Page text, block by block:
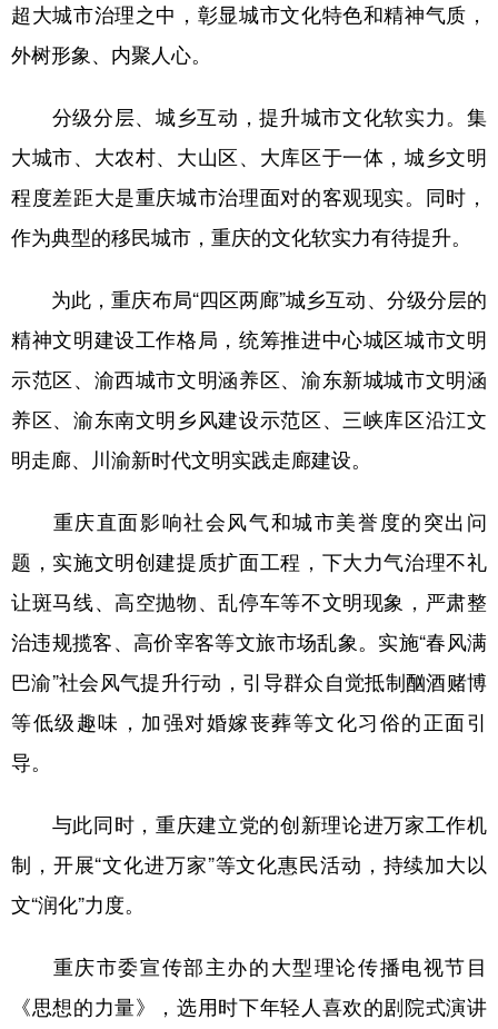
超大城市治理之中，彰显城市文化特色和精神气质，
外树形象、内聚人心。
分级分层、城乡互动，提升城市文化软实力。集
大城市、大农村、大山区、大库区于一体，城乡文明
程度差距大是重庆城市治理面对的客观现实。同时，
作为典型的移民城市，重庆的文化软实力有待提升。
为此，重庆布局“四区两廊”城乡互动、分级分层的
精神文明建设工作格局，统筹推进中心城区城市文明
示范区、渝西城市文明涵养区、渝东新城城市文明涵
养区、渝东南文明乡风建设示范区、三峡库区沿江文
明走廊、川渝新时代文明实践走廊建设。
重庆直面影响社会风气和城市美誉度的突出问
题，实施文明创建提质扩面工程，下大力气治理不礼
让斑马线、高空抛物、乱停车等不文明现象，严肃整
治违规揽客、高价宰客等文旅市场乱象。实施“春风满
巴渝”社会风气提升行动，引导群众自觉抵制酗酒赌博
等低级趣味，加强对婚嫁丧葬等文化习俗的正面引
导。
与此同时，重庆建立党的创新理论进万家工作机
制，开展“文化进万家”等文化惠民活动，持续加大以
文“润化”力度。
重庆市委宣传部主办的大型理论传播电视节目
《思想的力量》，选用时下年轻人喜欢的剧院式演讲